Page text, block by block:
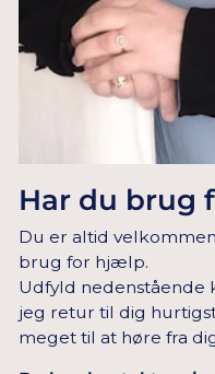
Har du brug
Du er altid
brug for hjælp.
Udfyld nedenstående
jeg retur til dig
meget til at høre fra